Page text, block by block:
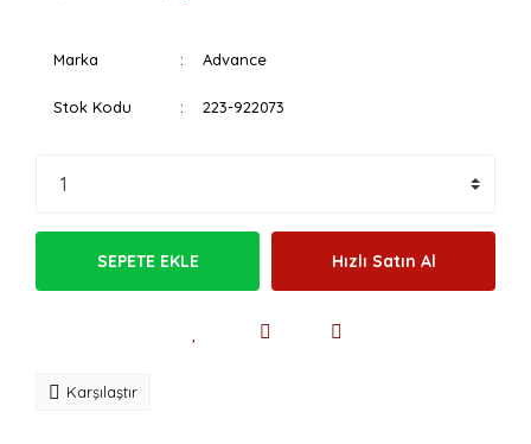
Marka Advance
Stok Kodu 223-922073
SEPETE EKLE Hızlı Satın Al
Karşılaştır